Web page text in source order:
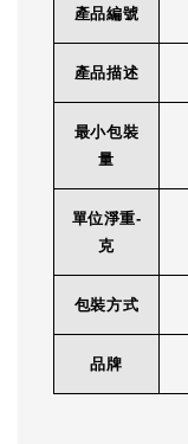
產品編號
產品描述
最小包裝
量
單位淨重-
克
包裝方式
品牌